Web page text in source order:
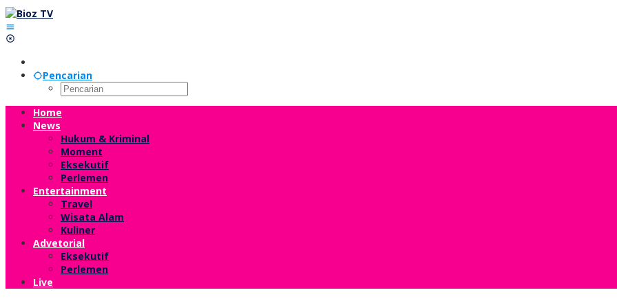
Lewati
ke
konten
Pencarian
Home
News
Hukum & Kriminal
Moment
Eksekutif
Perlemen
Entertainment
Travel
Wisata Alam
Kuliner
Advetorial
Eksekutif
Perlemen
Live